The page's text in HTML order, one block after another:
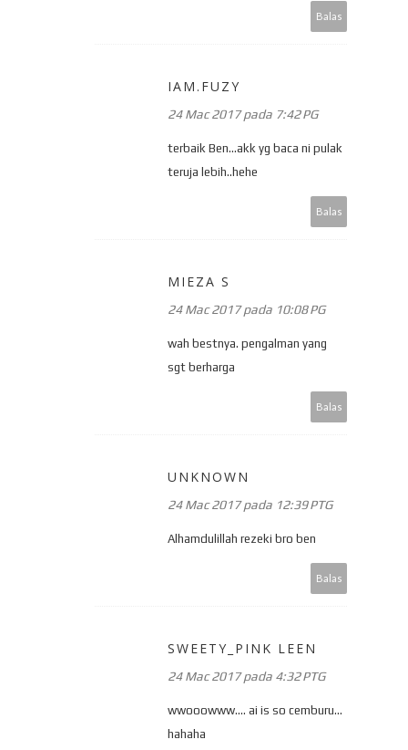
Balas
IAM.FUZY
24 Mac 2017 pada 7:42 PG
terbaik Ben...akk yg baca ni pulak
teruja lebih..hehe
Balas
MIEZA S
24 Mac 2017 pada 10:08 PG
wah bestnya. pengalman yang
sgt berharga
Balas
UNKNOWN
24 Mac 2017 pada 12:39 PTG
Alhamdulillah rezeki bro ben
Balas
SWEETY_PINK LEEN
24 Mac 2017 pada 4:32 PTG
wwooowww.... ai is so cemburu...
hahaha